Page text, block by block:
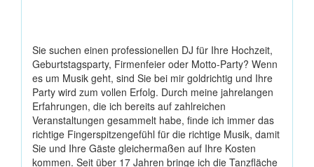
Sie suchen einen professionellen DJ für Ihre Hochzeit,
Geburtstagsparty, Firmenfeier oder Motto-Party? Wenn
es um Musik geht, sind Sie bei mir goldrichtig und Ihre
Party wird zum vollen Erfolg. Durch meine jahrelangen
Erfahrungen, die ich bereits auf zahlreichen
Veranstaltungen gesammelt habe, finde ich immer das
richtige Fingerspitzengefühl für die richtige Musik, damit
Sie und Ihre Gäste gleichermaßen auf Ihre Kosten
kommen. Seit über 17 Jahren bringe ich die Tanzfläche